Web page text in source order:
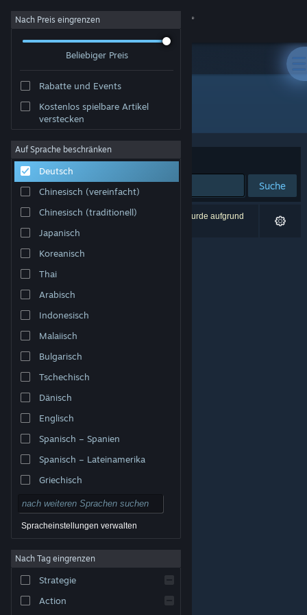
Anmelden
Info
Support
Sprache ändern
Steam-Mobile-App herunterladen
Desktopversion anzeigen
© Valve Corporation. Alle Rechte vorbehalten. Alle
USA und anderen Ländern.
Rechtliches
Barrierefreiheit
Nutzungsvertrag
Nach Preis eingrenzen
Beliebiger Preis
Rabatte und Events
Kostenlos spielbare Artikel
verstecken
Auf Sprache beschränken
Deutsch
Chinesisch (vereinfacht)
Chinesisch (traditionell)
Japanisch
Koreanisch
Thai
Arabisch
Indonesisch
Malaiisch
Bulgarisch
Tschechisch
Dänisch
Englisch
Spanisch – Spanien
Spanisch – Lateinamerika
Griechisch
Spracheinstellungen verwalten
Nach Tag eingrenzen
Strategie
Action
Publisher: AnderuSoft
Sortieren nach Relevanz
Suche
0 Ergebnisse entsprechen Ihrer Suche. 1 Titel wurde aufgrund
Ihrer Einstellungen ausgeschlossen.